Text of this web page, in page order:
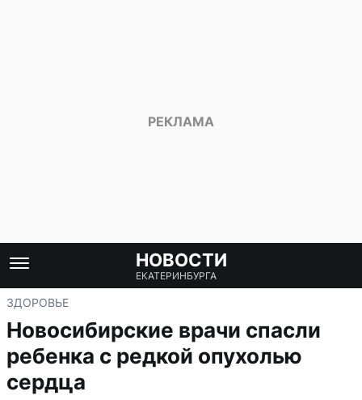
НОВОСТИ
ЕКАТЕРИНБУРГА
ЗДОРОВЬЕ
Новосибирские врачи спасли
ребенка с редкой опухолью
сердца